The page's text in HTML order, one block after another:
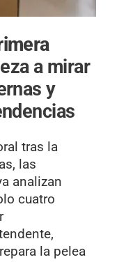
a mirar
y
tras la
las
analizan
cuatro
la pelea